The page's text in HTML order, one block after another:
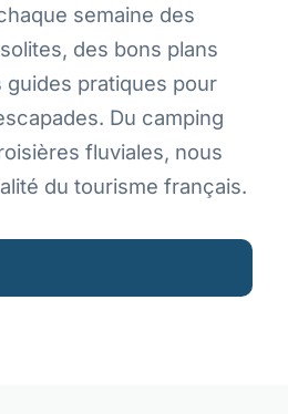
semaine des
des bons plans
guides pratiques pour
Du camping
fluviales, nous
du tourisme français.